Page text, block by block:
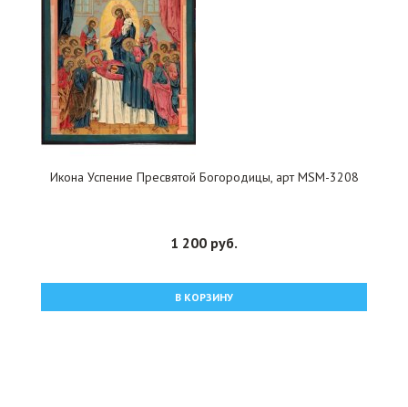
Икона Успение Пресвятой Богородицы, арт MSM-3208
1 200 руб.
В КОРЗИНУ